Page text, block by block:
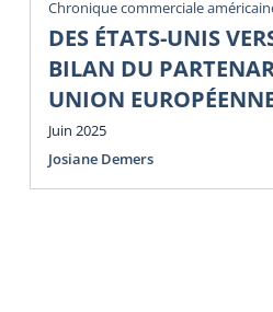
Chronique commerciale
DES ÉTATS-UNIS
BILAN DU
UNION
Juin 2025
Josiane Demers